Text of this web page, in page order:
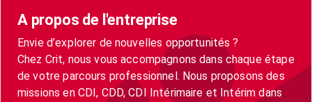
A propos de l'entreprise
Envie d’explorer de nouvelles opportunités ?
Chez Crit, nous vous accompagnons dans chaque étape
de votre parcours professionnel. Nous proposons des
missions en CDI, CDD, CDI Intérimaire et Intérim dans